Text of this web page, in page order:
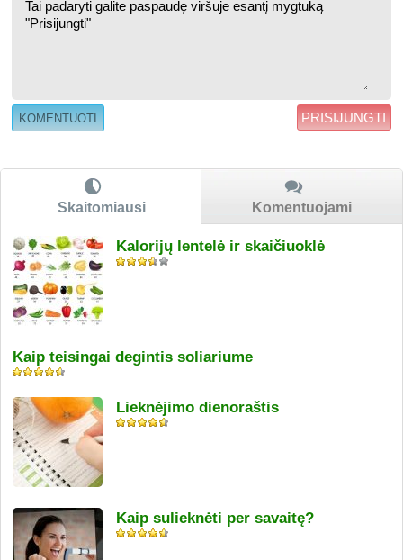
PRISIJUNGTI
Skaitomiausi Komentuojami
Kalorijų lentelė ir skaičiuoklė
Kaip teisingai degintis soliariume
Lieknėjimo dienoraštis
Kaip sulieknėti per savaitę?